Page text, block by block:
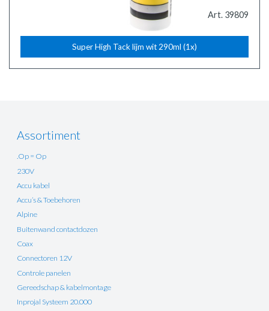
Art. 39809
Super High Tack lijm wit 290ml (1x)
Assortiment
.Op = Op
230V
Accu kabel
Accu’s & Toebehoren
Alpine
Buitenwand contactdozen
Coax
Connectoren 12V
Controle panelen
Gereedschap & kabelmontage
Inprojal Systeem 20.000